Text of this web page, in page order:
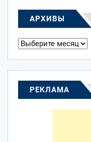
АРХИВЫ
Архивы
РЕКЛАМА